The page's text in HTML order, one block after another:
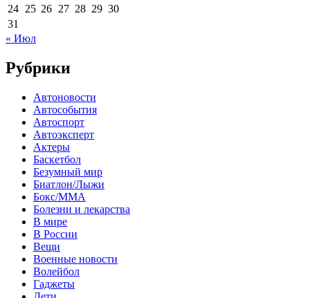
24 25 26 27 28 29 30
31
« Июл
Рубрики
Автоновости
Автособытия
Автоспорт
Автоэксперт
Актеры
Баскетбол
Безумный мир
Биатлон/Лыжи
Бокс/MMA
Болезни и лекарства
В мире
В России
Вещи
Военные новости
Волейбол
Гаджеты